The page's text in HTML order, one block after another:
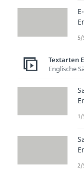
5/
Textarten
Englische
1/
2/